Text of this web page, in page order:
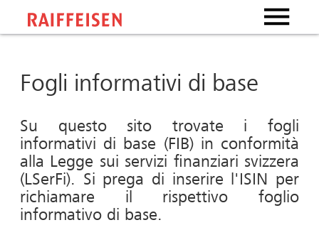
Fogli informativi di base
Su questo sito trovate i fogli
informativi di base (FIB) in conformità
alla Legge sui servizi finanziari svizzera
(LSerFi). Si prega di inserire l'ISIN per
richiamare il rispettivo foglio
informativo di base.